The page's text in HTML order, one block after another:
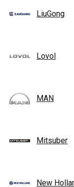
LiuGong
Lovol
MAN
Mitsuber
New